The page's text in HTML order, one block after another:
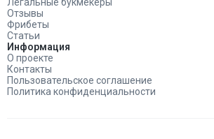
Отзывы
Фрибеты
Статьи
Информация
О проекте
Контакты
Пользовательское соглашение
Политика конфиденциальности